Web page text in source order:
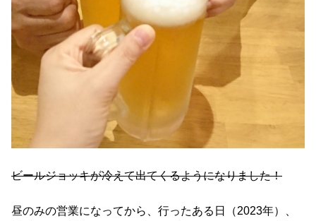
ビールジョッキが冷えて出てくるようになりました！
昼のみの営業になってから、行ったある日（2023年）、